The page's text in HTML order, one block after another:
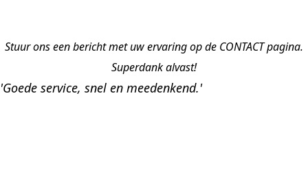
Stuur ons een bericht met uw ervaring op de CONTACT pagina.
Superdank alvast!
'Goede service, snel en meedenkend.'